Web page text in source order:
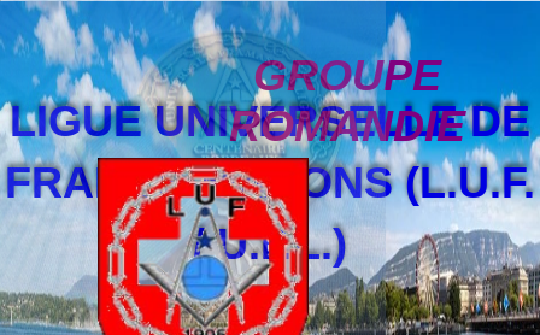
LIGUE UNIVERSELLE DE
FRANCS-MAÇONS (L.U.F.
/ U.F.L.)
GROUPE
ROMANDIE